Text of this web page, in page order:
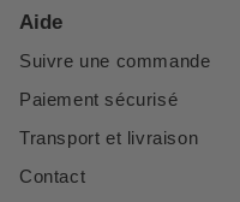
Aide
Suivre une commande
Paiement sécurisé
Transport et livraison
Contact